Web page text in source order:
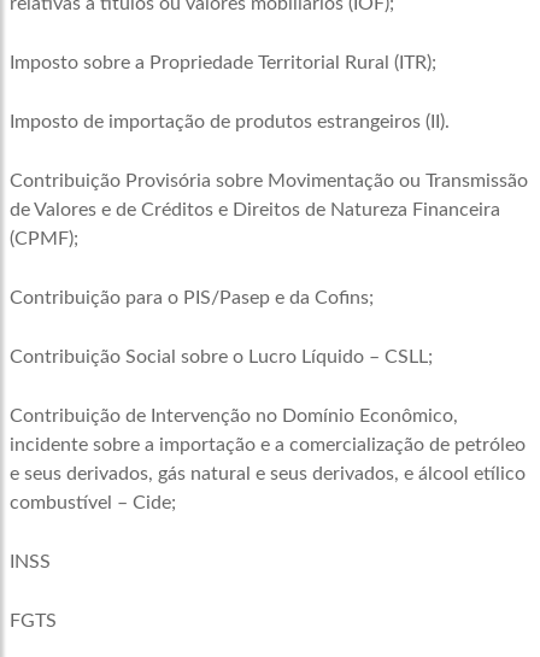
Imposto sobre a Propriedade Territorial Rural (ITR);
Imposto de importação de produtos estrangeiros (II).
Contribuição Provisória sobre Movimentação ou Transmissão
de Valores e de Créditos e Direitos de Natureza Financeira
(CPMF);
Contribuição para o PIS/Pasep e da Cofins;
Contribuição Social sobre o Lucro Líquido – CSLL;
Contribuição de Intervenção no Domínio Econômico,
incidente sobre a importação e a comercialização de petróleo
e seus derivados, gás natural e seus derivados, e álcool etílico
combustível – Cide;
INSS
FGTS